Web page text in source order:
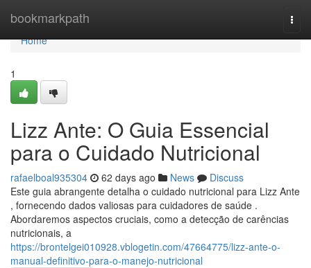
bookmarkpath
Home
Home
1
Lizz Ante: O Guia Essencial
para o Cuidado Nutricional
rafaelboal935304 62 days ago News
Discuss
Este guia abrangente detalha o cuidado nutricional para Lizz Ante
, fornecendo dados valiosas para cuidadores de saúde .
Abordaremos aspectos cruciais, como a detecção de carências
nutricionais, a
https://brontelgei010928.vblogetin.com/47664775/lizz-ante-o-
manual-definitivo-para-o-manejo-nutricional